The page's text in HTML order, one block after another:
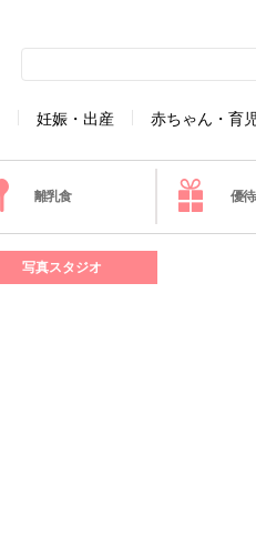
妊娠・出産 赤ちゃん・育
離乳食 優
写真スタジオ